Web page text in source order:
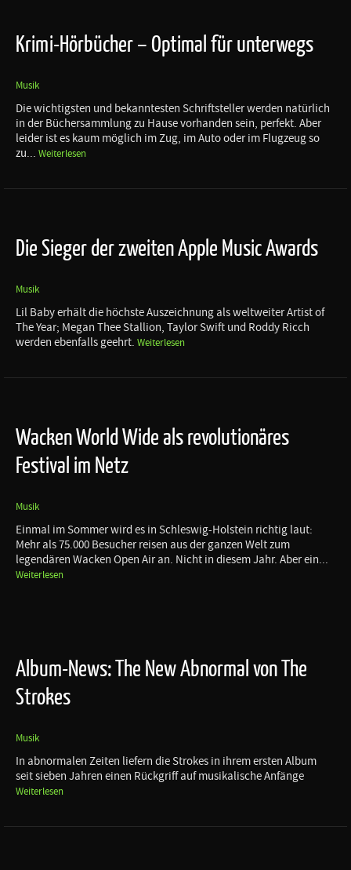
Krimi-Hörbücher – Optimal für unterwegs
Musik
Die wichtigsten und bekanntesten Schriftsteller werden natürlich
in der Büchersammlung zu Hause vorhanden sein, perfekt. Aber
leider ist es kaum möglich im Zug, im Auto oder im Flugzeug so
zu... Weiterlesen
Die Sieger der zweiten Apple Music Awards
Musik
Lil Baby erhält die höchste Auszeichnung als weltweiter Artist of
The Year; Megan Thee Stallion, Taylor Swift und Roddy Ricch
werden ebenfalls geehrt. Weiterlesen
Wacken World Wide als revolutionäres
Festival im Netz
Musik
Einmal im Sommer wird es in Schleswig-Holstein richtig laut:
Mehr als 75.000 Besucher reisen aus der ganzen Welt zum
legendären Wacken Open Air an. Nicht in diesem Jahr. Aber ein...
Weiterlesen
Album-News: The New Abnormal von The
Strokes
Musik
In abnormalen Zeiten liefern die Strokes in ihrem ersten Album
seit sieben Jahren einen Rückgriff auf musikalische Anfänge
Weiterlesen